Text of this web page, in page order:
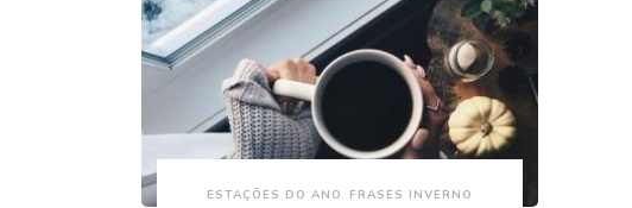
ESTAÇÕES DO ANO FRASES INVERNO